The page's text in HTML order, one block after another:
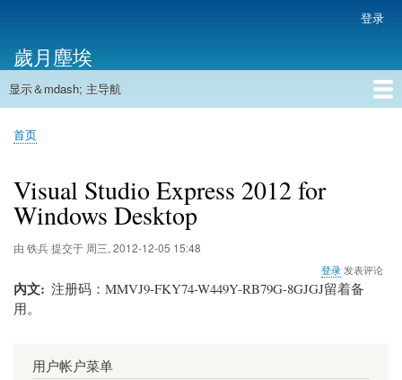
主
内
帐
户
菜
单
登录
歲月塵埃
主
航
显示＆mdash; 主导航
首页
面
屑
首页
Visual Studio Express 2012 for
Windows Desktop
由 铁兵提交于 周三, 2012-12-05 15:48
登录 发表评论
內文
注册码：MMVJ9-FKY74-W449Y-RB79G-8GJGJ留着备
用。
用户帐户菜单